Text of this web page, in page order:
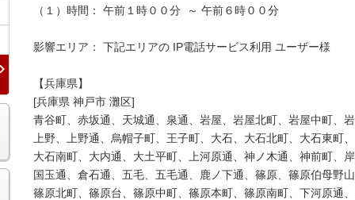
（１）時間： 午前１時００分  ～ 午前６時００分
影響エリア： 下記エリアの IP電話サービス利用 ユーザー様
【兵庫県】
[兵庫県 神戸市 灘区]
青谷町、赤坂通、天城通、泉通、岩屋、岩屋北町、岩屋中町、岩
上野、上野通、烏帽子町、王子町、大石、大石北町、大石東町、
大石南町、大内通、大土平町、上河原通、神ノ木通、神前町、岸
国玉通、倉石通、五毛、五毛通、鹿ノ下通、篠原、篠原伯母野山
篠原北町、篠原台、篠原中町、篠原本町、篠原南町、下河原通、